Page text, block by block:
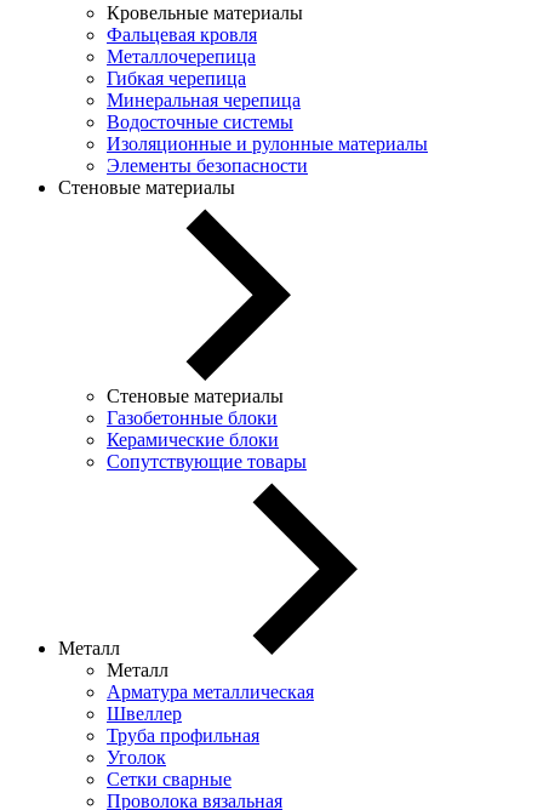
Кровельные материалы
Фальцевая кровля
Металлочерепица
Гибкая черепица
Минеральная черепица
Водосточные системы
Изоляционные и рулонные материалы
Элементы безопасности
Стеновые материалы
Стеновые материалы
Газобетонные блоки
Керамические блоки
Сопутствующие товары
Металл
Металл
Арматура металлическая
Швеллер
Труба профильная
Уголок
Сетки сварные
Проволока вязальная